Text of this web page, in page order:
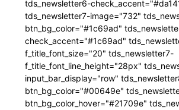
tds_newsletter6-
tds_newsletter7-image="732"
btn_bg_color="#1c69ad"
check_accent="#1c69ad"
f_title_font_size="20" tds_newsletter7-
f_title_font_line_height="28px"
input_bar_display="row"
btn_bg_color="#00649e"
btn_bg_color_hover="#21709e"